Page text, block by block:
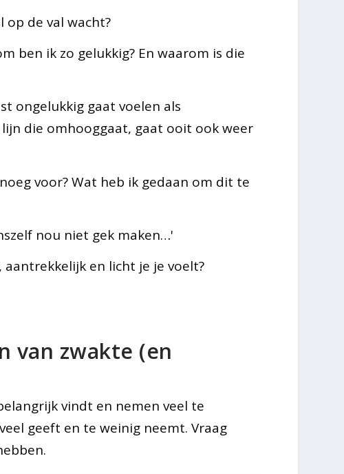
de val wacht?
ben ik zo gelukkig? En waarom is die
ongelukkig gaat voelen als
die omhooggaat, gaat ooit ook weer
voor? Wat heb ik gedaan om dit te
nou niet gek maken…'
en licht je je voelt?
van zwakte (en
vindt en nemen veel te
geeft en te weinig neemt. Vraag